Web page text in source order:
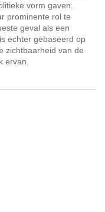
vorm gaven.
prominente rol te
geval als een
echter gebaseerd op
zichtbaarheid van de
ervan.